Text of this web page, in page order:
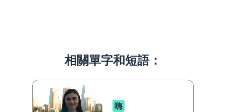
相關單字和短語：
嗨